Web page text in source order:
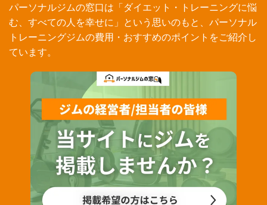
パーソナルジムの窓口は「ダイエット・トレーニングに悩
む、すべての人を幸せに」という思いのもと、パーソナル
トレーニングジムの費用・おすすめのポイントをご紹介し
ています。